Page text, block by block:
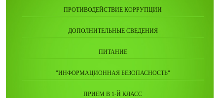
ПРОТИВОДЕЙСТВИЕ КОРРУПЦИИ
ДОПОЛНИТЕЛЬНЫЕ СВЕДЕНИЯ
ПИТАНИЕ
"ИНФОРМАЦИОННАЯ БЕЗОПАСНОСТЬ"
ПРИЁМ В 1-Й КЛАСС